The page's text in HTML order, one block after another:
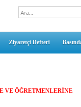
Ziyaretçi Defteri
VE ÖĞRETMENLERİNE